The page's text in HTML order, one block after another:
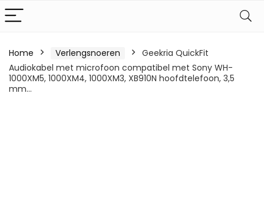
Home Verlengsnoeren
Geekria QuickFit
Audiokabel met microfoon compatibel met Sony WH-
1000XM5, 1000XM4, 1000XM3, XB910N hoofdtelefoon, 3,5
mm…